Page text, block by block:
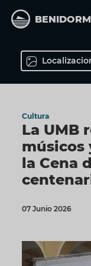
contenido
Cultura
La UMB
músicos
la Cena
07 Junio 2026